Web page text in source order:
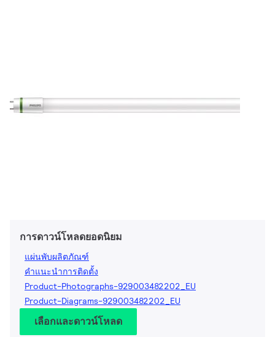
การดาวน์โหลดยอดนิยม
แผ่นพับผลิตภัณฑ์
คำแนะนำการติดตั้ง
Product-Photographs-929003482202_EU
Product-Diagrams-929003482202_EU
เลือกและดาวน์โหลด